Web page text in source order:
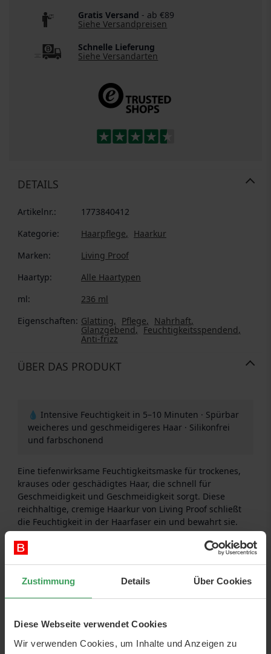
Zustimmung Details Über Cookies
Diese Webseite verwendet Cookies
Wir verwenden Cookies, um Inhalte und Anzeigen zu
DETAILS
Artikelnr.:
1773840412
Kategorie:
Haarpflege
Haarkur
Marken:
Living Proof
Haartyp:
Alle Haartypen
ml:
236 ml
Eigenschaften: Glatting Pflege Nahrhaft
Glanzgebend Feuchtigkeitsspendend
Anti-frizz
ÜBER DAS PRODUKT
💧 Intensive Feuchtigkeit in 5–10 Minuten · Spürbar
weicheres und geschmeidigeres Haar · Silikonfrei
und farbschonend
Eine tiefenwirksame Feuchtigkeitsmaske für trockenes,
krauses oder geschädigtes Haar, die schnell für
Geschmeidigkeit und Geschmeidigkeit sorgt. Diese
reichhaltige, cremige Haarkur von Living Proof schließt
die Feuchtigkeit in der Haarfaser ein und bewahrt sie.
Längen und Spitzen fühlen sich voll, glatt und leicht
kämmbar an – ohne zu beschweren. Das Ergebnis ist ein
Vorteile
beugt Trockenheit in Längen und Spitzen vor.
Glättet Frizz und abstehende Härchen für ruhigeres,
Gratis Versand - ab €89
Siehe Versandpreisen
Schnelle Lieferung
Siehe Versandarten